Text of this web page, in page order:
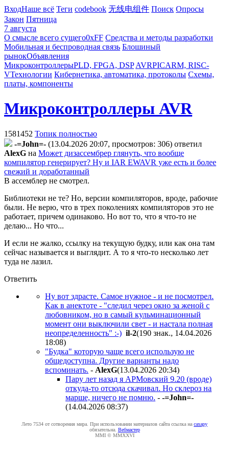
ВходНаше всё Теги codebook 无线电组件 Поиск Опросы
Закон Пятница
7 августа
О смысле всего сущего0xFF Средства и методы разработки
Мобильная и беспроводная связь Блошиный
рынокОбъявления
МикроконтроллерыPLD, FPGA, DSP AVRPICARM, RISC-
VТехнологии Кибернетика, автоматика, протоколы Схемы,
платы, компоненты
Микроконтроллеры AVR
1581452 Топик полностью
-=John=- (13.04.2026 20:07, просмотров: 306) ответил
AlexG на Может дизассембрер глянуть, что вообще
компилятор генерирует? Ну и IAR EWAVR уже есть и более
свежий и доработанный
В ассемблер не смотрел.
Библиотеки не те? Но, версии компиляторов, вроде, рабочие
были. Не верю, что в трех поколениях компиляторов это не
работает, причем одинаково. Но вот то, что я что-то не
делаю... Но что...
И если не жалко, ссылку на текущую будку, или как она там
сейчас называется и выглядит. А то я что-то несколько лет
туда не лазил.
Ответить
Ну вот здрасте. Самое нужное - и не посмотрел.
Как в анектоте - "следил через окно за женой с
любовником, но в самый кульминационный
момент они выключили свет - и настала полная
неопределенность" :-) il-2(190 знак., 14.04.2026
18:08)
"Будка" которую чаще всего использую не
общедоступна. Другие варианты надо
вспоминать. - AlexG(13.04.2026 20:34)
Пару лет назад я АРМовский 9.20 (вроде)
откуда-то отсюда скачивал. Но склероз на
марше, ничего не помню. - -=John=-
(14.04.2026 08:37)
Лето 7534 от сотворения мира. При использовании материалов сайта ссылка на caxapу
обязательна. Вебмастер
MMI © MMXXVI